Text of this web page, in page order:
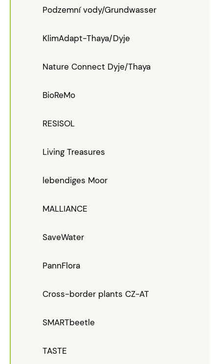
Podzemní vody/Grundwasser
KlimAdapt-Thaya/Dyje
Nature Connect Dyje/Thaya
BioReMo
RESISOL
Living Treasures
lebendiges Moor
MALLIANCE
SaveWater
PannFlora
Cross-border plants CZ-AT
SMARTbeetle
TASTE